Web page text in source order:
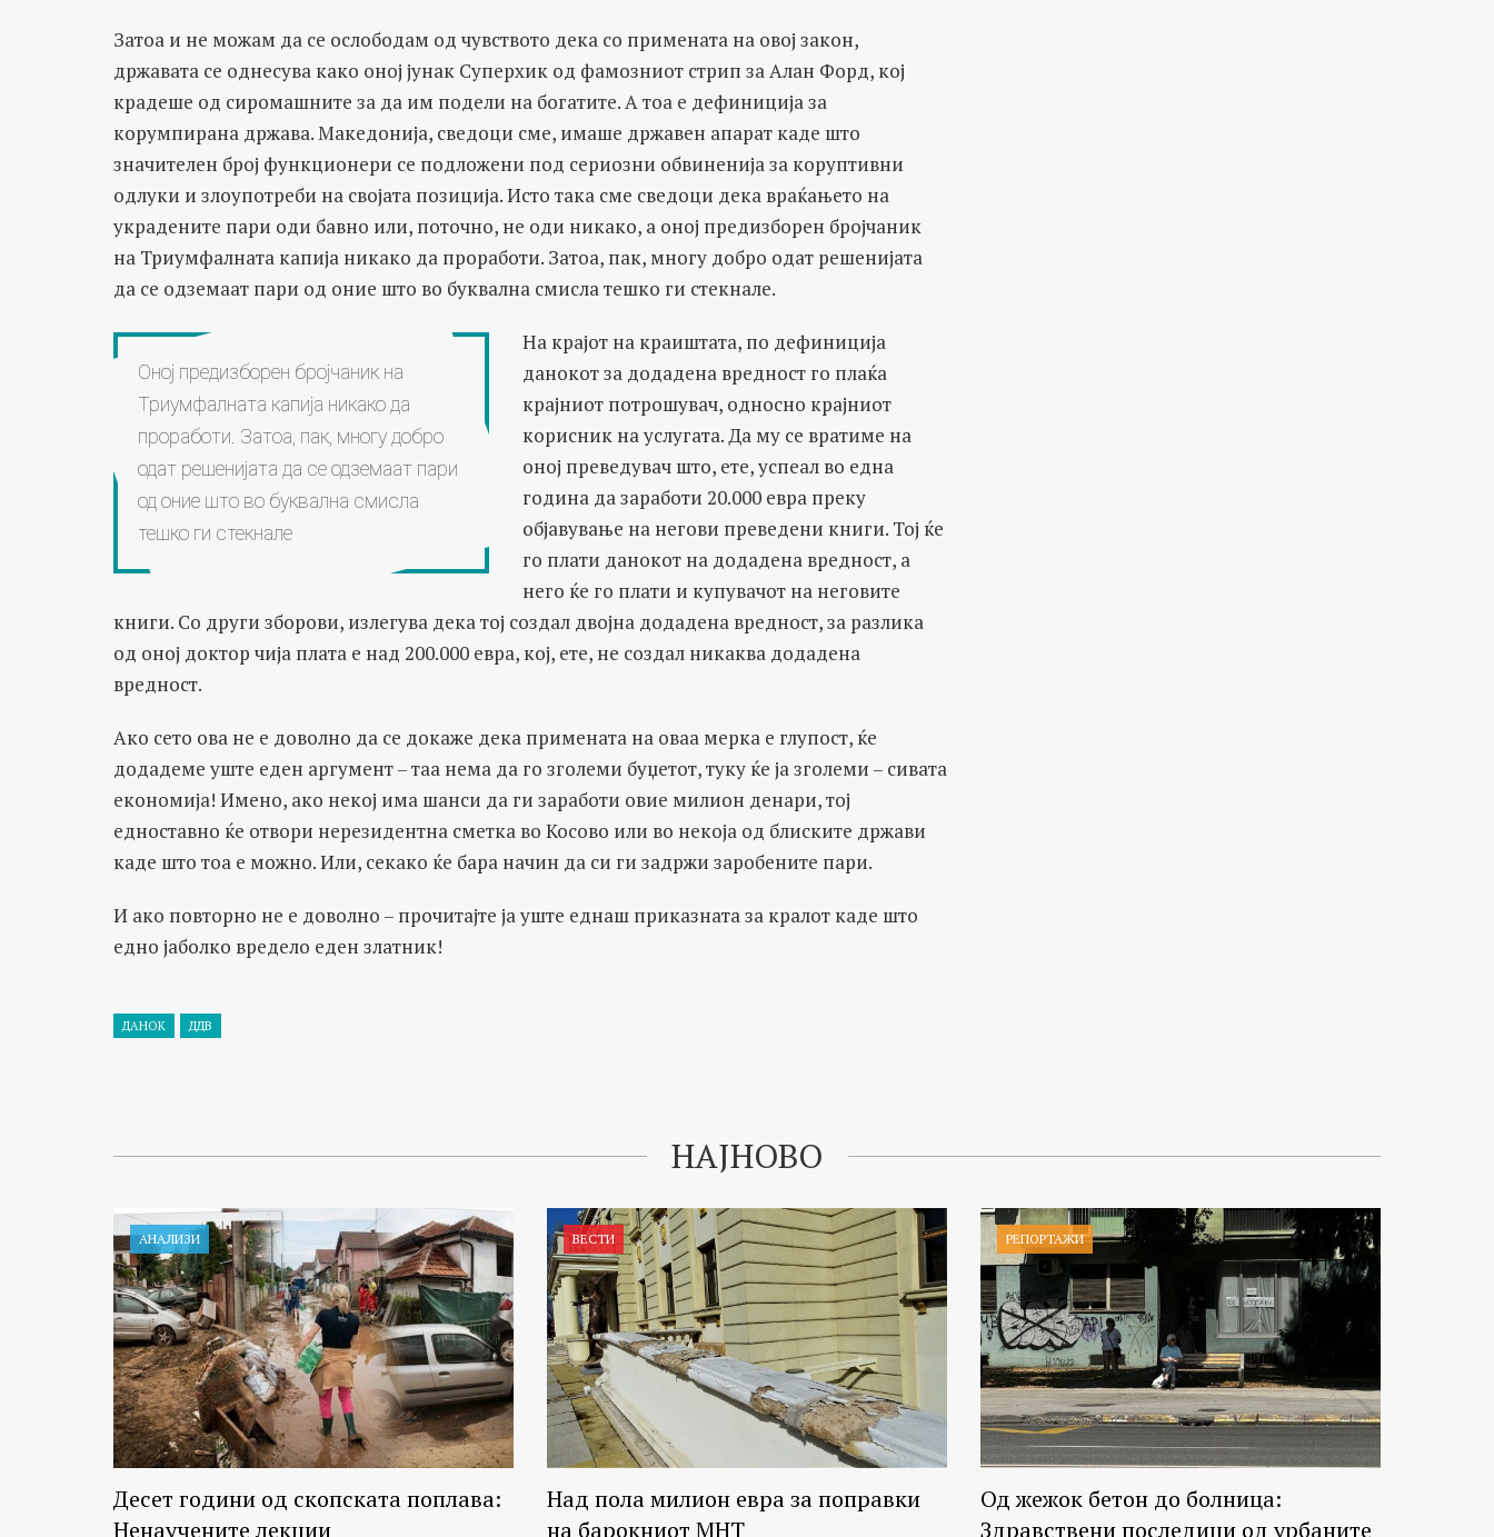
Затоа и не можам да се ослободам од чувството дека со примената на овој закон,
државата се однесува како оној јунак Суперхик од фамозниот стрип за Алан Форд, кој
крадеше од сиромашните за да им подели на богатите. А тоа е дефиниција за
корумпирана држава. Македонија, сведоци сме, имаше државен апарат каде што
значителен број функционери се подложени под сериозни обвиненија за коруптивни
одлуки и злоупотреби на својата позиција. Исто така сме сведоци дека враќањето на
украдените пари оди бавно или, поточно, не оди никако, а оној предизборен бројчаник
на Триумфалната капија никако да проработи. Затоа, пак, многу добро одат решенијата
да се одземаат пари од оние што во буквална смисла тешко ги стекнале.
Оној предизборен бројчаник на
Триумфалната капија никако да
проработи. Затоа, пак, многу добро
одат решенијата да се одземаат пари
од оние што во буквална смисла
тешко ги стекнале
На крајот на краиштата, по дефиниција
данокот за додадена вредност го плаќа
крајниот потрошувач, односно крајниот
корисник на услугата. Да му се вратиме на
оној преведувач што, ете, успеал во една
година да заработи 20.000 евра преку
објавување на негови преведени книги. Тој ќе
го плати данокот на додадена вредност, а
него ќе го плати и купувачот на неговите
книги. Со други зборови, излегува дека тој создал двојна додадена вредност, за разлика
од оној доктор чија плата е над 200.000 евра, кој, ете, не создал никаква додадена
вредност.
Ако сето ова не е доволно да се докаже дека примената на оваа мерка е глупост, ќе
додадеме уште еден аргумент – таа нема да го зголеми буџетот, туку ќе ја зголеми – сивата
економија! Имено, ако некој има шанси да ги заработи овие милион денари, тој
едноставно ќе отвори нерезидентна сметка во Косово или во некоја од блиските држави
каде што тоа е можно. Или, секако ќе бара начин да си ги задржи заробените пари.
И ако повторно не е доволно – прочитајте ја уште еднаш приказната за кралот каде што
едно јаболко вредело еден златник!
ДАНОК ДДВ
НАЈНОВО
АНАЛИЗИ
Десет години од скопската поплава:
Ненаучените лекции
ВЕСТИ
Над пола милион евра за поправки
на барокниот МНТ
РЕПОРТАЖИ
Од жежок бетон до болница:
Здравствени последици од урбаните